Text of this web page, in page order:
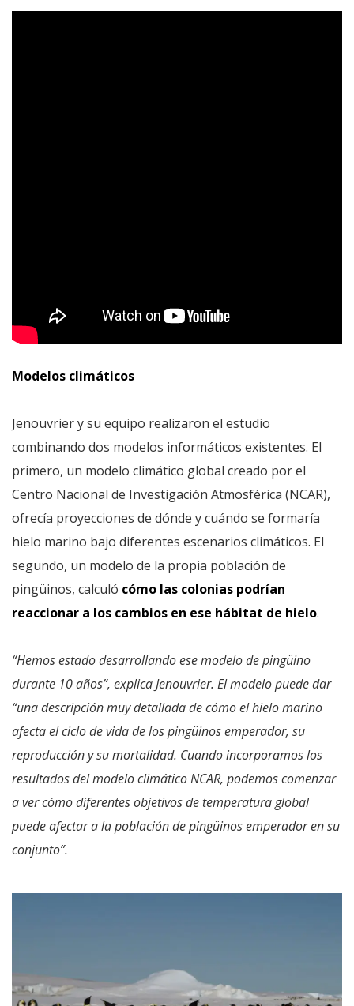
Modelos climáticos
Jenouvrier y su equipo realizaron el estudio
combinando dos modelos informáticos existentes. El
primero, un modelo climático global creado por el
Centro Nacional de Investigación Atmosférica (NCAR),
ofrecía proyecciones de dónde y cuándo se formaría
hielo marino bajo diferentes escenarios climáticos. El
segundo, un modelo de la propia población de
pingüinos, calculó cómo las colonias podrían
reaccionar a los cambios en ese hábitat de hielo.
“Hemos estado desarrollando ese modelo de pingüino
durante 10 años”, explica Jenouvrier. El modelo puede dar
“una descripción muy detallada de cómo el hielo marino
afecta el ciclo de vida de los pingüinos emperador, su
reproducción y su mortalidad. Cuando incorporamos los
resultados del modelo climático NCAR, podemos comenzar
a ver cómo diferentes objetivos de temperatura global
puede afectar a la población de pingüinos emperador en su
conjunto”.